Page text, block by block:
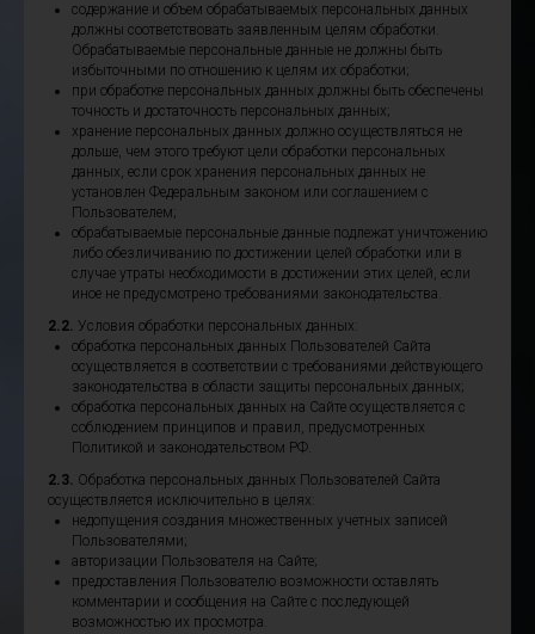
содержание и объем обрабатываемых персональных данных
должны соответствовать заявленным целям обработки.
Обрабатываемые персональные данные не должны быть
избыточными по отношению к целям их обработки;
при обработке персональных данных должны быть обеспечены
точность и достаточность персональных данных;
хранение персональных данных должно осуществляться не
дольше, чем этого требуют цели обработки персональных
данных, если срок хранения персональных данных не
установлен Федеральным законом или соглашением с
Пользователем;
обрабатываемые персональные данные подлежат уничтожению
либо обезличиванию по достижении целей обработки или в
случае утраты необходимости в достижении этих целей, если
иное не предусмотрено требованиями законодательства.
2.2. Условия обработки персональных данных:
обработка персональных данных Пользователей Сайта
осуществляется в соответствии с требованиями действующего
законодательства в области защиты персональных данных;
обработка персональных данных на Сайте осуществляется с
соблюдением принципов и правил, предусмотренных
Политикой и законодательством РФ.
2.3. Обработка персональных данных Пользователей Сайта
осуществляется исключительно в целях:
недопущения создания множественных учетных записей
Пользователями;
авторизации Пользователя на Сайте;
предоставления Пользователю возможности оставлять
комментарии и сообщения на Сайте с последующей
возможностью их просмотра.